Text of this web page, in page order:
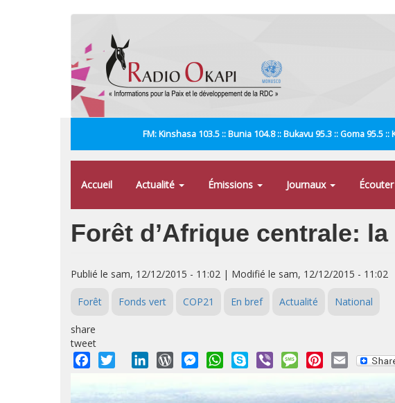
FM: Kinshasa 103.5 :: Bunia 104.8 :: Bukavu 95.3 :: Goma 95.5
Accueil Actualité Émissions Journaux
Forêt d’Afrique centrale:
Publié le sam, 12/12/2015 - 11:02 | Modifié le sam, 12/12/2015 - 11:02
Forêt Fonds vert COP21 En bref Actualité National
share
tweet
Facebook
Twitter LinkedInWordPressMessengerWhatsApp
Skype Viber MessagePinterest
Email